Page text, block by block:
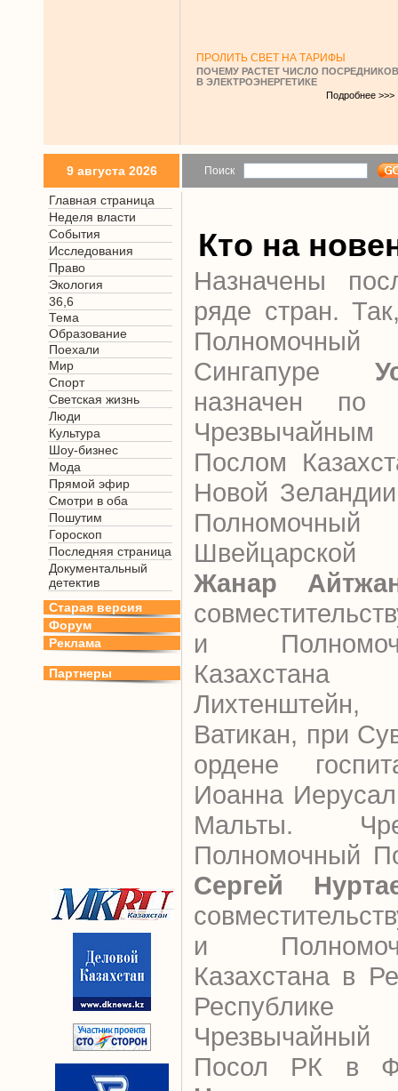
ПРОЛИТЬ СВЕТ НА ТАРИФЫ
ПОЧЕМУ РАСТЕТ ЧИСЛО ПОСРЕДНИКОВ
В ЭЛЕКТРОЭНЕРГЕТИКЕ
Подробнее >>>
9 августа 2026 Поиск
Главная страница
Неделя власти
События
Исследования
Право
Экология
36,6
Тема
Образование
Поехали
Мир
Спорт
Светская жизнь
Люди
Культура
Шоу-бизнес
Мода
Прямой эфир
Смотри в оба
Пошутим
Гороскоп
Последняя страница
Документальный
детектив
Старая версия
Форум
Реклама
Партнеры
Кто на
Назначены
ряде стран.
Сингапуре
назначен по
Послом
Новой
Жанар
и
Ватикан, при
ордене
Иоанна
Мальты.
Полномочный
Сергей
и
Казахстана в
Посол РК в